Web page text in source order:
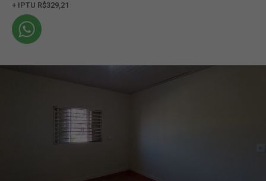
+ IPTU R$329,21